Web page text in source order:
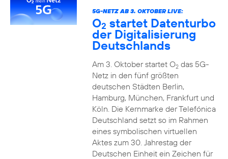
5G-NETZ AB 3. OKTOBER LIVE:
O2 startet Datenturbo
der Digitalisierung
Deutschlands
Am 3. Oktober startet O2das 5G-
Netz in den fünf größten
deutschen Städten Berlin,
Hamburg, München, Frankfurt und
Köln. Die Kernmarke der Telefónica
Deutschland setzt so im Rahmen
eines symbolischen virtuellen
Aktes zum 30. Jahrestag der
Deutschen Einheit ein Zeichen für